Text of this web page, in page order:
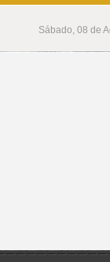
Sábado, 08 de